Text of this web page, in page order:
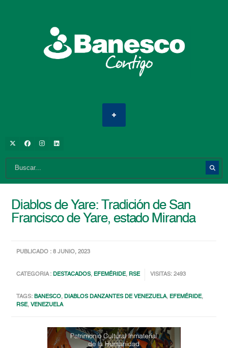
Diablos de Yare: Tradición de San
Francisco de Yare, estado Miranda
PUBLICADO : 8 JUNIO, 2023
CATEGORIA :DESTACADOS, EFEMÉRIDE, RSE VISITAS: 2493
TAGS:BANESCO,DIABLOS DANZANTES DE VENEZUELA, EFEMÉRIDE,
RSE,VENEZUELA